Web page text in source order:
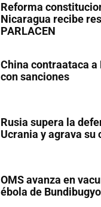
Reforma
Nicaragua recibe
PARLACEN
China contraataca a
con sanciones
Rusia supera la
Ucrania y agrava su
OMS avanza en
ébola de Bundibugyo